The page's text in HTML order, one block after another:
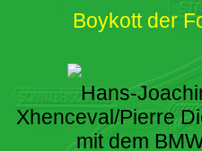
Boykott der
Hans-
Xhenceval/Pierre
mit dem